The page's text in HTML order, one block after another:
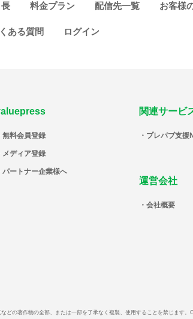
料金プラン 配信先一覧 お客様
ある質問 ログイン
無料会員登録
メディア登録
パートナー企業様へ
関連サービ
プレパブ支援
運営会社
会社概要
どの著作物の全部、または一部を了承なく複製、使用することを禁じます。